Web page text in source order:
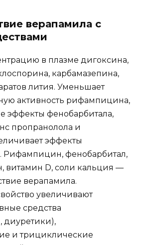
верапамила с
в плазме дигоксина,
карбамазепина,
лития. Уменьшает
активность рифампицина,
фенобарбитала,
пропранолола и
эффекты
Рифампицин, фенобарбитал,
витамин D, соли кальция —
верапамила.
увеличивают
средства
диуретики),
и трициклические